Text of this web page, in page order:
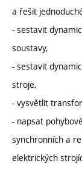
a řešit
- sestavit
soustavy,
- sestavit
stroje,
- vysvětlit
- napsat
synchronních a
elektrických